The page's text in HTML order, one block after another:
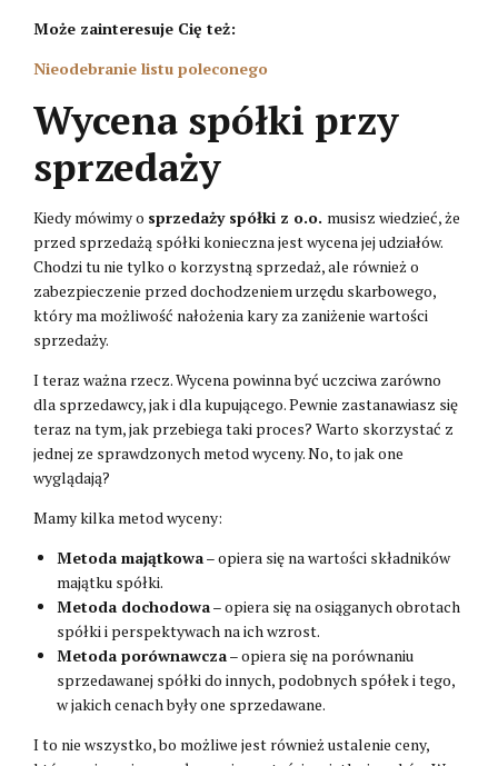
Może zainteresuje Cię też:
Nieodebranie listu poleconego
Wycena spółki przy
sprzedaży
Kiedy mówimy o sprzedaży spółki z o.o. musisz wiedzieć, że
przed sprzedażą spółki konieczna jest wycena jej udziałów.
Chodzi tu nie tylko o korzystną sprzedaż, ale również o
zabezpieczenie przed dochodzeniem urzędu skarbowego,
który ma możliwość nałożenia kary za zaniżenie wartości
sprzedaży.
I teraz ważna rzecz. Wycena powinna być uczciwa zarówno
dla sprzedawcy, jak i dla kupującego. Pewnie zastanawiasz się
teraz na tym, jak przebiega taki proces? Warto skorzystać z
jednej ze sprawdzonych metod wyceny. No, to jak one
wyglądają?
Mamy kilka metod wyceny:
Metoda majątkowa– opiera się na wartości składników
majątku spółki.
Metoda dochodowa– opiera się na osiąganych obrotach
spółki i perspektywach na ich wzrost.
Metoda porównawcza– opiera się na porównaniu
sprzedawanej spółki do innych, podobnych spółek i tego,
w jakich cenach były one sprzedawane.
I to nie wszystko, bo możliwe jest również ustalenie ceny,